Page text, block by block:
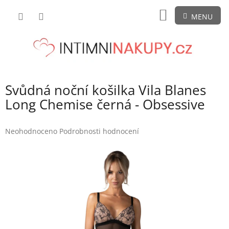
NÁKUPNÍ
KOŠÍK
Svůdná noční košilka Vila Blanes
Long Chemise černá - Obsessive
Průměrné
Neohodnoceno Podrobnosti hodnocení